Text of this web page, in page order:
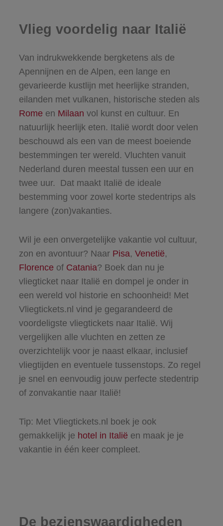
Vlieg voordelig naar Italië
Van indrukwekkende bergketens als de
Apennijnen en de Alpen, een lange en
gevarieerde kustlijn met heerlijke stranden,
eilanden met vulkanen, historische steden als
Rome en Milaan vol kunst en cultuur. En
natuurlijk heerlijk eten. Italië wordt door velen
beschouwd als een van de meest boeiende
bestemmingen ter wereld. Vluchten vanuit
Nederland duren meestal tussen een uur en
twee uur. Dat maakt Italië de ideale
bestemming voor zowel korte stedentrips als
langere (zon)vakanties.
Wil je een onvergetelijke vakantie vol cultuur,
zon en avontuur? Naar Pisa, Venetië,
Florence of Catania? Boek dan nu je
vliegticket naar Italië en dompel je onder in
een wereld vol historie en schoonheid! Met
Vliegtickets.nl vind je gegarandeerd de
voordeligste vliegtickets naar Italië. Wij
vergelijken alle vluchten en zetten ze
overzichtelijk voor je naast elkaar, inclusief
vliegtijden en eventuele tussenstops. Zo regel
je snel en eenvoudig jouw perfecte stedentrip
of zonvakantie naar Italië!
Tip: Met Vliegtickets.nl boek je ook
gemakkelijk je hotel in Italië en maak je je
vakantie in één keer compleet.
De bezienswaardigheden